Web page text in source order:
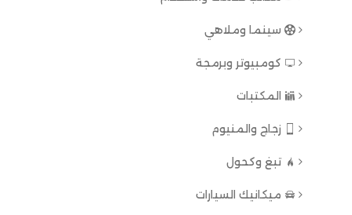
سينما وملاهي
كومبيوتر وبرمجة
المكتبات
زجاج والمنيوم
تبغ وكحول
ميكانيك السيارات